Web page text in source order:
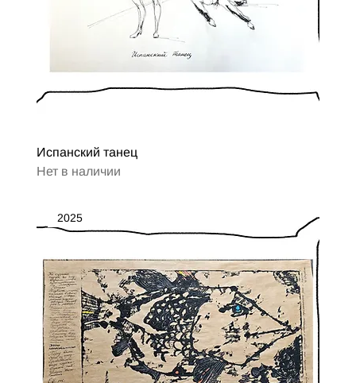
Испанский танец
Нет в наличии
2025